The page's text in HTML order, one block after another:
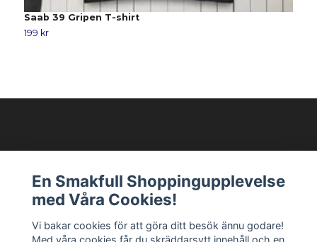
Saab 39 Gripen T-shirt
199 kr
Läs mer
En Smakfull Shoppingupplevelse
med Våra Cookies!
Vi bakar cookies för att göra ditt besök ännu godare!
Med våra cookies får du skräddarsytt innehåll och en